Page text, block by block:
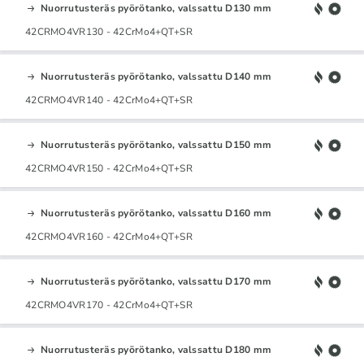
Nuorrutusteräs pyörötanko, valssattu D130 mm
42CRMO4VR130 - 42CrMo4+QT+SR
Nuorrutusteräs pyörötanko, valssattu D140 mm
42CRMO4VR140 - 42CrMo4+QT+SR
Nuorrutusteräs pyörötanko, valssattu D150 mm
42CRMO4VR150 - 42CrMo4+QT+SR
Nuorrutusteräs pyörötanko, valssattu D160 mm
42CRMO4VR160 - 42CrMo4+QT+SR
Nuorrutusteräs pyörötanko, valssattu D170 mm
42CRMO4VR170 - 42CrMo4+QT+SR
Nuorrutusteräs pyörötanko, valssattu D180 mm